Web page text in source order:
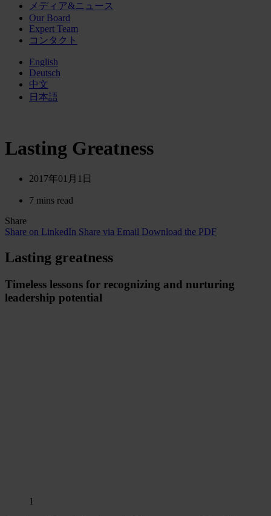
メディア&ニュース
Our Board
Expert Team
コンタクト
English
Deutsch
中文
日本語
Lasting Greatness
2017年01月1日
7 mins read
Share
Share on LinkedIn Share via Email Download the PDF
Lasting greatness
Timeless lessons for recognizing and nurturing
leadership potential
1